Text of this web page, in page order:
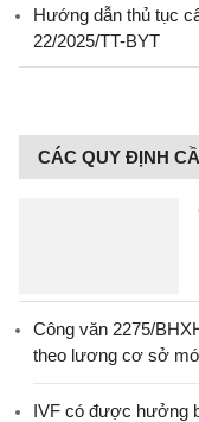
Hướng dẫn thủ tục
22/2025/TT-BYT
CÁC QUY ĐỊNH
Công văn 2275/
theo lương cơ sở
IVF có được hưởng